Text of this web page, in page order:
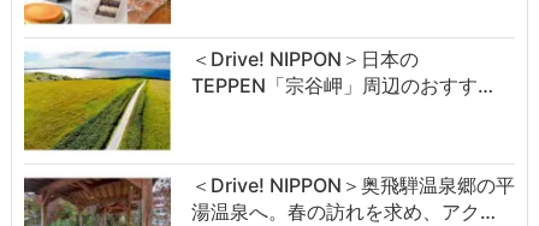
＜Drive! NIPPON＞日本の
TEPPEN「宗谷岬」周辺のおすす…
＜Drive! NIPPON＞奥飛騨温泉郷の平
湯温泉へ。春の訪れを求め、アク…